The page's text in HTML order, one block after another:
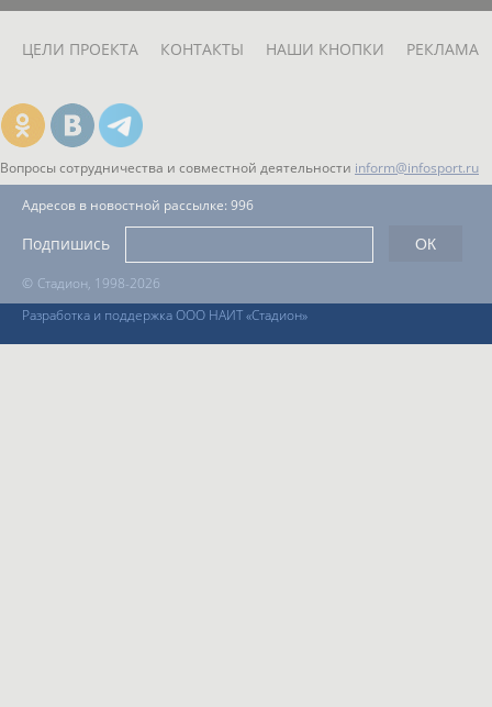
ЦЕЛИ ПРОЕКТА КОНТАКТЫ НАШИ КНОПКИ РЕКЛАМА
Вопросы сотрудничества и совместной деятельности inform@infosport.ru
© Стадион, 1998-2026
Разработка и поддержка ООО НАИТ «Стадион»
Адресов в новостной рассылке: 996
Подпишись